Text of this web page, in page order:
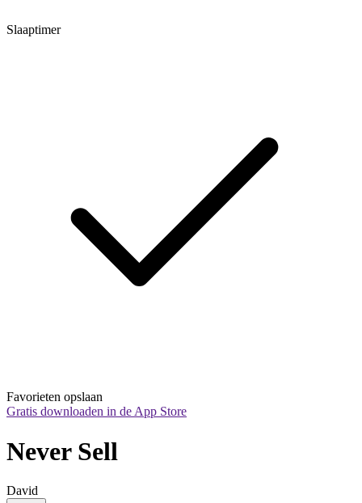
Slaaptimer
Favorieten opslaan
Gratis downloaden in de App Store
Never Sell
David